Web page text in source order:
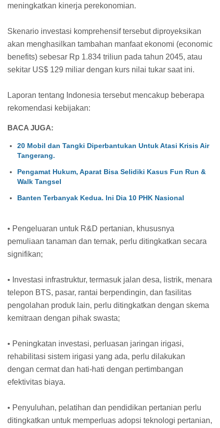
meningkatkan kinerja perekonomian.
Skenario investasi komprehensif tersebut diproyeksikan
akan menghasilkan tambahan manfaat ekonomi (economic
benefits) sebesar Rp 1.834 triliun pada tahun 2045, atau
sekitar US$ 129 miliar dengan kurs nilai tukar saat ini.
Laporan tentang Indonesia tersebut mencakup beberapa
rekomendasi kebijakan:
BACA JUGA:
20 Mobil dan Tangki Diperbantukan Untuk Atasi Krisis Air
Tangerang.
Pengamat Hukum, Aparat Bisa Selidiki Kasus Fun Run &
Walk Tangsel
Banten Terbanyak Kedua. Ini Dia 10 PHK Nasional
• Pengeluaran untuk R&D pertanian, khususnya
pemuliaan tanaman dan ternak, perlu ditingkatkan secara
signifikan;
• Investasi infrastruktur, termasuk jalan desa, listrik, menara
telepon BTS, pasar, rantai berpendingin, dan fasilitas
pengolahan produk lain, perlu ditingkatkan dengan skema
kemitraan dengan pihak swasta;
• Peningkatan investasi, perluasan jaringan irigasi,
rehabilitasi sistem irigasi yang ada, perlu dilakukan
dengan cermat dan hati-hati dengan pertimbangan
efektivitas biaya.
• Penyuluhan, pelatihan dan pendidikan pertanian perlu
ditingkatkan untuk memperluas adopsi teknologi pertanian,